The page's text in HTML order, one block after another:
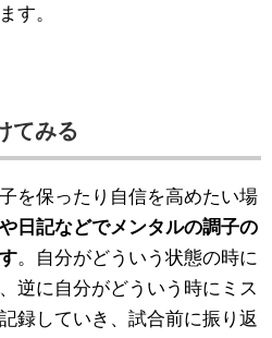
す。
てみる
を保ったり自信を高めたい場
日記などでメンタルの調子の
。自分がどういう状態の時に
逆に自分がどういう時にミス
録していき、試合前に振り返